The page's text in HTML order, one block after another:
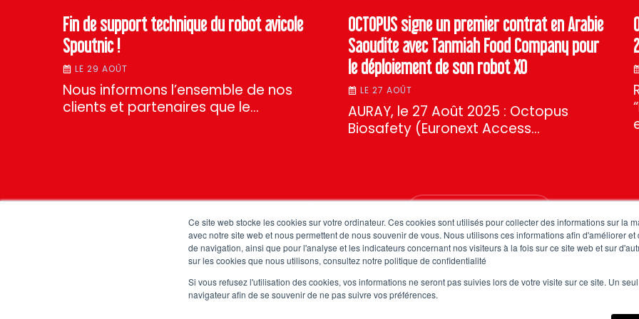
Ce site web stocke les cookies sur votre ordinateur. Ces cookies sont utilisés pour collecter des informations sur la
avec notre site web et nous permettent de nous souvenir de vous. Nous utilisons ces informations afin d'améliorer
de navigation, ainsi que pour l'analyse et les indicateurs concernant nos visiteurs à la fois sur ce site web et sur
sur les cookies que nous utilisons, consultez notre politique de confidentialité
Si vous refusez l'utilisation des cookies, vos informations ne seront pas suivies lors de votre visite sur ce site. Un
navigateur afin de se souvenir de ne pas suivre vos préférences.
Fin de support technique du robot avicole
Spoutnic !
LE 29 AOÛT
Nous informons l’ensemble de nos
clients et partenaires que le…
OCTOPUS signe un premier contrat en Arabie
Saoudite avec Tanmiah Food Company pour
le déploiement de son robot XO
LE 27 AOÛT
AURAY, le 27 Août 2025 : Octopus
Biosafety (Euronext Access…